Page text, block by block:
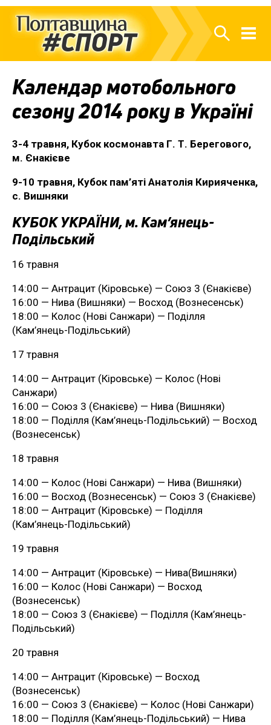
Календар мотобольного
сезону 2014 року в Україні
3-4 травня, Кубок космонавта Г. Т. Берегового,
м. Єнакієве
9-10 травня, Кубок пам’яті Анатолія Кирияченка,
с. Вишняки
КУБОК УКРАЇНИ, м. Кам’янець-
Подільський
16 травня
14:00 — Антрацит (Кіровське) — Союз 3 (Єнакієве)
16:00 — Нива (Вишняки) — Восход (Вознесенськ)
18:00 — Колос (Нові Санжари) — Поділля
(Кам’янець-Подільський)
17 травня
14:00 — Антрацит (Кіровське) — Колос (Нові
Санжари)
16:00 — Союз 3 (Єнакієве) — Нива (Вишняки)
18:00 — Поділля (Кам’янець-Подільський) — Восход
(Вознесенськ)
18 травня
14:00 — Колос (Нові Санжари) — Нива (Вишняки)
16:00 — Восход (Вознесенськ) — Союз 3 (Єнакієве)
18:00 — Антрацит (Кіровське) — Поділля
(Кам’янець-Подільський)
19 травня
14:00 — Антрацит (Кіровське) — Нива(Вишняки)
16:00 — Колос (Нові Санжари) — Восход
(Вознесенськ)
18:00 — Союз 3 (Єнакієве) — Поділля (Кам’янець-
Подільський)
20 травня
14:00 — Антрацит (Кіровське) — Восход
(Вознесенськ)
16:00 — Союз 3 (Єнакієве) — Колос (Нові Санжари)
18:00 — Поділля (Кам’янець-Подільський) — Нива